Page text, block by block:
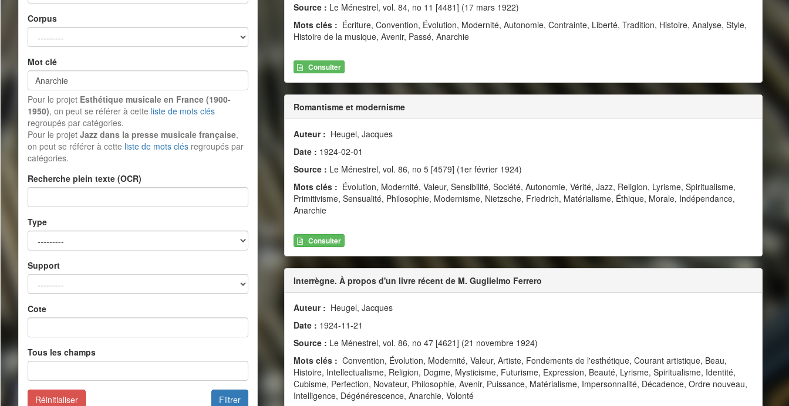
Corpus
Mot clé
Pour le projet Esthétique musicale en France (1900-
1950), on peut se référer à cette liste de mots clés
regroupés par catégories.
Pour le projet Jazz dans la presse musicale française,
on peut se référer à cette liste de mots clés regroupés par
catégories.
Recherche plein texte (OCR)
Type
Support
Cote
Tous les champs
Filtrer
Réinitialiser
Source : Le Ménestrel, vol. 84, no 11 [4481] (17 mars 1922)
Mots clés : Écriture, Convention, Évolution, Modernité, Autonomie, Contrainte, Liberté, Tradition, Histoire, Analyse, Style,
Histoire de la musique, Avenir, Passé, Anarchie
Consulter
Romantisme et modernisme
Auteur : Heugel, Jacques
Date : 1924-02-01
Source : Le Ménestrel, vol. 86, no 5 [4579] (1er février 1924)
Mots clés : Évolution, Modernité, Valeur, Sensibilité, Société, Autonomie, Vérité, Jazz, Religion, Lyrisme, Spiritualisme,
Primitivisme, Sensualité, Philosophie, Modernisme, Nietzsche, Friedrich, Matérialisme, Éthique, Morale, Indépendance,
Anarchie
Consulter
Interrègne. À propos d'un livre récent de M. Guglielmo Ferrero
Auteur : Heugel, Jacques
Date : 1924-11-21
Source : Le Ménestrel, vol. 86, no 47 [4621] (21 novembre 1924)
Mots clés : Convention, Évolution, Modernité, Valeur, Artiste, Fondements de l'esthétique, Courant artistique, Beau,
Histoire, Intellectualisme, Religion, Dogme, Mysticisme, Futurisme, Expression, Beauté, Lyrisme, Spiritualisme, Identité,
Cubisme, Perfection, Novateur, Philosophie, Avenir, Puissance, Matérialisme, Impersonnalité, Décadence, Ordre nouveau,
Intelligence, Dégénérescence, Anarchie, Volonté